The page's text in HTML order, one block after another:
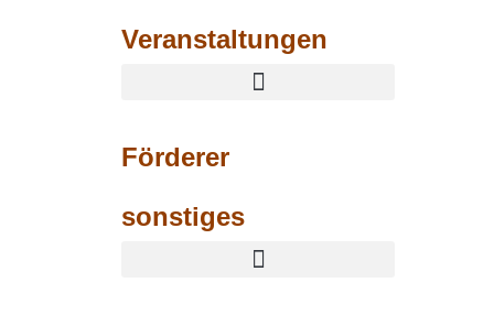
Veranstaltungen
Förderer
sonstiges